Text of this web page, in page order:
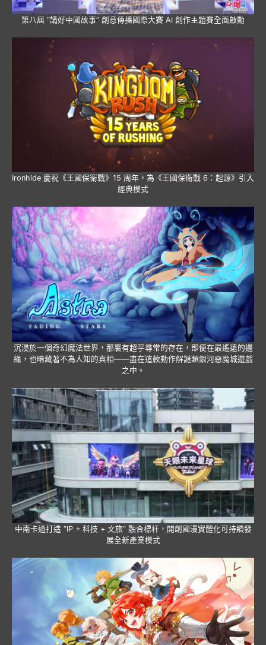
第八屆 “講好中國故事” 創意傳播國際大賽 AI 創作主題賽全面啟動
Ironhide 慶祝《王國保衛戰》15 周年，為《王國保衛戰 6：起源》引入
經典模式
沉浸於一個奇幻魔法世界，那裏有超乎尋常的存在，即便在最遙遠的邊
緣，也暗藏著不為人知的真相——盡在這款動作解謎類銀河惡魔城遊戲
之中。
中南卡通打造 “IP + 科技 + 文旅” 融合標杆，開創國漫實體化可持續發
展全新產業模式